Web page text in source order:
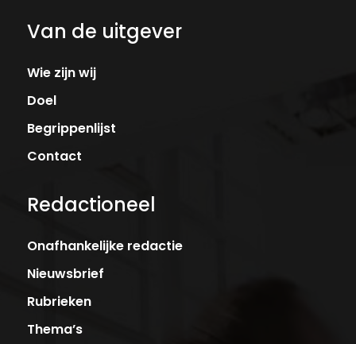
Van de uitgever
Wie zijn wij
Doel
Begrippenlijst
Contact
Redactioneel
Onafhankelijke redactie
Nieuwsbrief
Rubrieken
Thema’s